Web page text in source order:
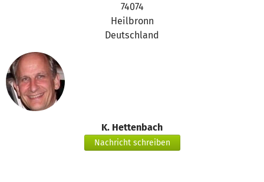
74074
Heilbronn
Deutschland
K. Hettenbach
Nachricht schreiben